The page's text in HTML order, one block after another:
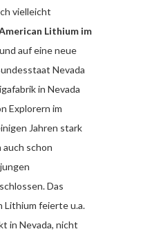
vielleicht
Lithium im
und auf eine neue
Nevada
in Nevada
Explorern im
Jahren stark
schon
Das
Lithium feierte u.a.
in Nevada, nicht